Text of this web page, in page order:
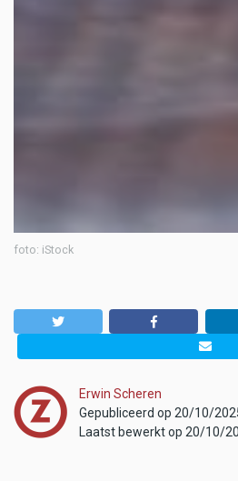
foto: iStock
Erwin Scheren
Gepubliceerd op 20/10/
Laatst bewerkt op 20/10/